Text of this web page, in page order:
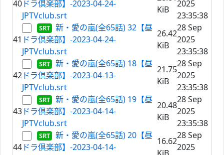
40ドラ倶楽部】-2023-04-24-
JPTVclub.srt
KiB
2025
23:35:38
41
新・愛の嵐(全65話) 32【昼
ドラ倶楽部】-2023-04-24-
JPTVclub.srt
26.42
KiB
28 Sep
2025
23:35:38
42
新・愛の嵐(全65話) 18【昼
ドラ倶楽部】-2023-04-13-
JPTVclub.srt
21.75
KiB
28 Sep
2025
23:35:38
43
新・愛の嵐(全65話) 19【昼
ドラ倶楽部】-2023-04-14-
JPTVclub.srt
20.48
KiB
28 Sep
2025
23:35:38
44
新・愛の嵐(全65話) 20【昼
ドラ倶楽部】-2023-04-14-
16.62
28 Sep
2025